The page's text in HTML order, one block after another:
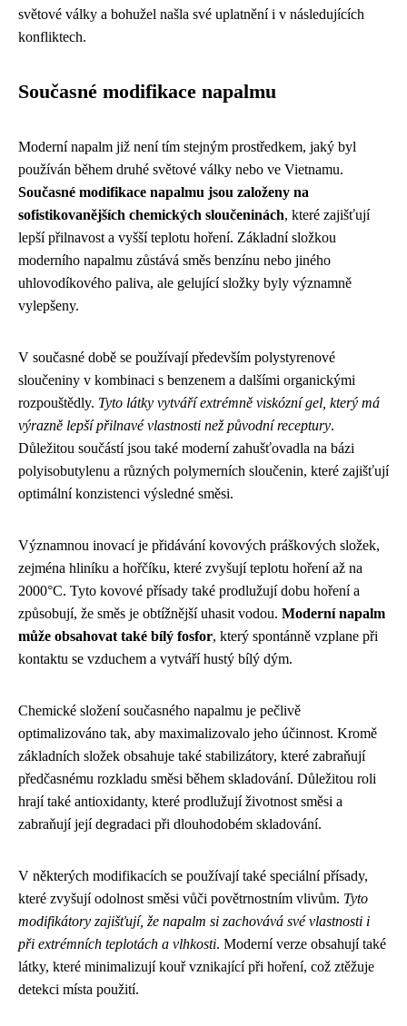
světové války a bohužel našla své uplatnění i v následujících
konfliktech.
Současné modifikace napalmu
Moderní napalm již není tím stejným prostředkem, jaký byl
používán během druhé světové války nebo ve Vietnamu.
Současné modifikace napalmu jsou založeny na
sofistikovanějších chemických sloučeninách, které zajišťují
lepší přilnavost a vyšší teplotu hoření. Základní složkou
moderního napalmu zůstává směs benzínu nebo jiného
uhlovodíkového paliva, ale gelující složky byly významně
vylepšeny.
V současné době se používají především polystyrenové
sloučeniny v kombinaci s benzenem a dalšími organickými
rozpouštědly. Tyto látky vytváří extrémně viskózní gel, který má
výrazně lepší přilnavé vlastnosti než původní receptury.
Důležitou součástí jsou také moderní zahušťovadla na bázi
polyisobutylenu a různých polymerních sloučenin, které zajišťují
optimální konzistenci výsledné směsi.
Významnou inovací je přidávání kovových práškových složek,
zejména hliníku a hořčíku, které zvyšují teplotu hoření až na
2000°C. Tyto kovové přísady také prodlužují dobu hoření a
způsobují, že směs je obtížnější uhasit vodou. Moderní napalm
může obsahovat také bílý fosfor, který spontánně vzplane při
kontaktu se vzduchem a vytváří hustý bílý dým.
Chemické složení současného napalmu je pečlivě
optimalizováno tak, aby maximalizovalo jeho účinnost. Kromě
základních složek obsahuje také stabilizátory, které zabraňují
předčasnému rozkladu směsi během skladování. Důležitou roli
hrají také antioxidanty, které prodlužují životnost směsi a
zabraňují její degradaci při dlouhodobém skladování.
V některých modifikacích se používají také speciální přísady,
které zvyšují odolnost směsi vůči povětrnostním vlivům. Tyto
modifikátory zajišťují, že napalm si zachovává své vlastnosti i
při extrémních teplotách a vlhkosti. Moderní verze obsahují také
látky, které minimalizují kouř vznikající při hoření, což ztěžuje
detekci místa použití.